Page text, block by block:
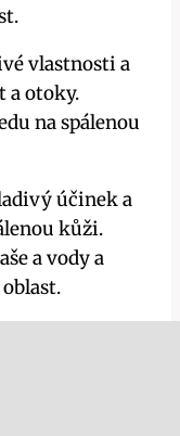
vlastnosti a
a otoky.
na spálenou
účinek a
kůži.
a vody a